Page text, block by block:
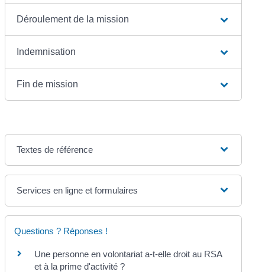
Déroulement de la mission
Indemnisation
Fin de mission
Textes de référence
Services en ligne et formulaires
Questions ? Réponses !
Une personne en volontariat a-t-elle droit au RSA
et à la prime d'activité ?